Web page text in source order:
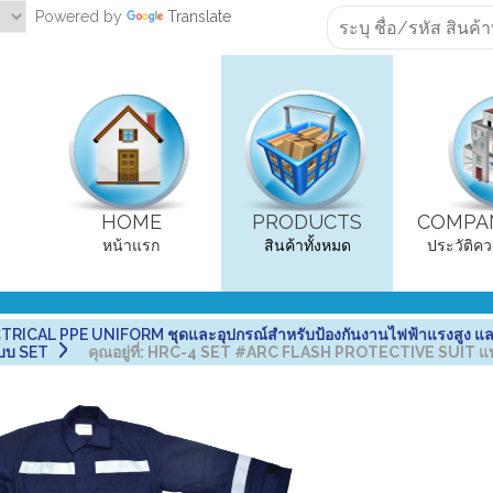
Powered by Translate
HOME
หน้าแรก
PRODUCTS
สินค้าทั้งหมด ประวัติค
PPE UNIFORM ชุดและอุปกรณ์สำหรับป้องกันงานไฟฟ้าแรงสูง แ
บ SET
คุณอยู่ที่: HRC-4 SET #ARC FLASH PROTECTIVE